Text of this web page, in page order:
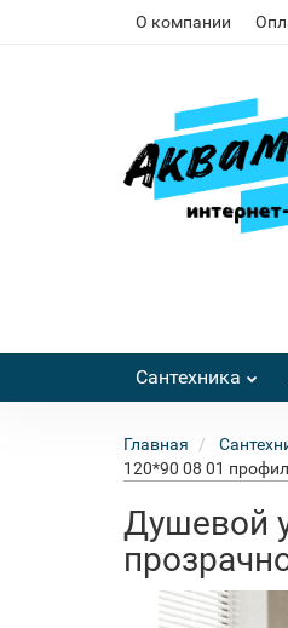
О компании
Сантехника
Главная
120*90 08 01
Душевой